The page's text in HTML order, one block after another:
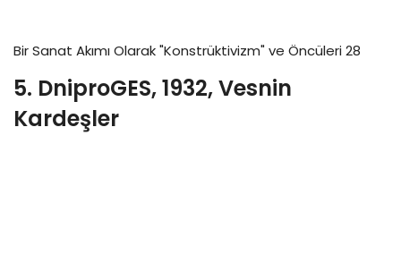
Bir Sanat Akımı Olarak "Konstrüktivizm" ve Öncüleri 28
5. DniproGES, 1932, Vesnin
Kardeşler